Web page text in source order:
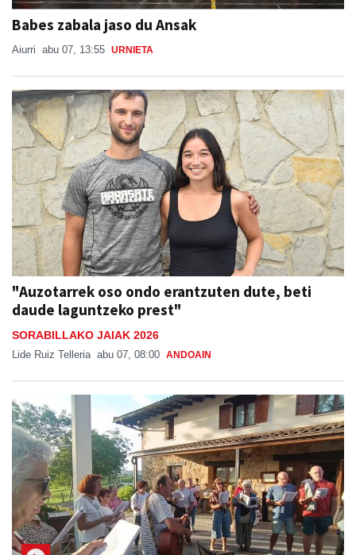
Babes zabala jaso du Ansak
Aiurri abu 07, 13:55 URNIETA
"Auzotarrek oso ondo erantzuten dute, beti
daude laguntzeko prest"
SORABILLAKO JAIAK 2026
Lide Ruiz Telleria abu 07, 08:00 ANDOAIN